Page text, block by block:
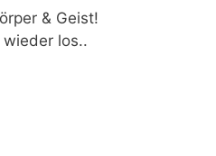
& Geist!
los..